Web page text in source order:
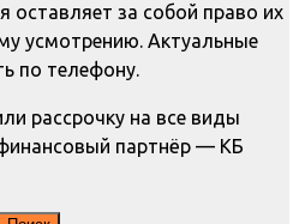
оставляет за собой право их
усмотрению. Актуальные
по телефону.
рассрочку на все виды
партнёр — КБ